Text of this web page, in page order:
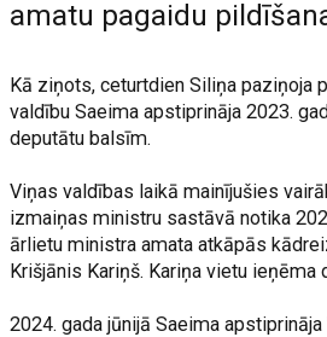
amatu pagaidu
Kā ziņots, ceturtdien Siliņa paziņoja
valdību Saeima apstiprināja 2023.
deputātu balsīm.
Viņas valdības laikā mainījušies
izmaiņas ministru sastāvā notika
ārlietu ministra amata atkāpās
Krišjānis Kariņš. Kariņa vietu ieņēma
2024. gada jūnijā Saeima